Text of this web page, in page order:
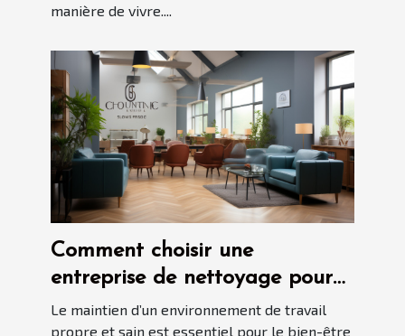
manière de vivre....
Comment choisir une
entreprise de nettoyage pour
votre entreprise ?
Le maintien d’un environnement de travail
propre et sain est essentiel pour le bien-être